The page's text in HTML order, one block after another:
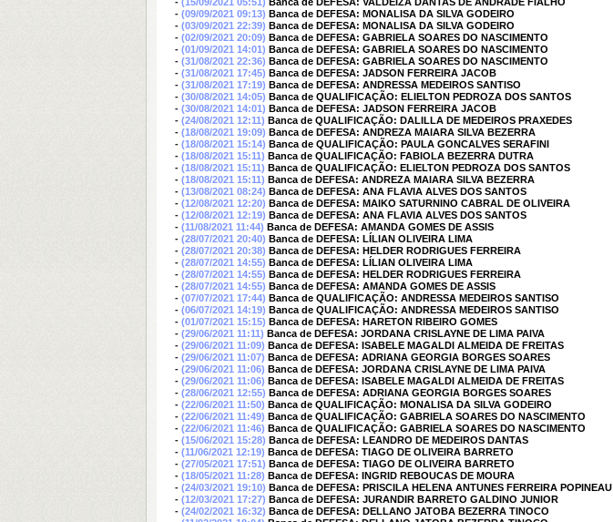
- (09/09/2021 09:13) Banca de DEFESA: MONALISA DA SILVA GODEIRO
- (03/09/2021 22:39) Banca de DEFESA: MONALISA DA SILVA GODEIRO
- (02/09/2021 20:09) Banca de DEFESA: GABRIELA SOARES DO NASCIMENTO
- (01/09/2021 14:01) Banca de DEFESA: GABRIELA SOARES DO NASCIMENTO
- (31/08/2021 22:36) Banca de DEFESA: GABRIELA SOARES DO NASCIMENTO
- (31/08/2021 17:45) Banca de DEFESA: JADSON FERREIRA JACOB
- (31/08/2021 17:19) Banca de DEFESA: ANDRESSA MEDEIROS SANTISO
- (30/08/2021 14:05) Banca de QUALIFICAÇÃO: ELIELTON PEDROZA DOS SANTOS
- (30/08/2021 14:01) Banca de DEFESA: JADSON FERREIRA JACOB
- (24/08/2021 12:11) Banca de QUALIFICAÇÃO: DALILLA DE MEDEIROS PRAXEDES
- (18/08/2021 19:09) Banca de DEFESA: ANDREZA MAIARA SILVA BEZERRA
- (18/08/2021 15:14) Banca de QUALIFICAÇÃO: PAULA GONCALVES SERAFINI
- (18/08/2021 15:11) Banca de QUALIFICAÇÃO: FABIOLA BEZERRA DUTRA
- (18/08/2021 15:11) Banca de QUALIFICAÇÃO: ELIELTON PEDROZA DOS SANTOS
- (18/08/2021 15:11) Banca de DEFESA: ANDREZA MAIARA SILVA BEZERRA
- (13/08/2021 08:24) Banca de DEFESA: ANA FLAVIA ALVES DOS SANTOS
- (12/08/2021 12:20) Banca de DEFESA: MAIKO SATURNINO CABRAL DE OLIVEIRA
- (12/08/2021 12:19) Banca de DEFESA: ANA FLAVIA ALVES DOS SANTOS
- (11/08/2021 11:44) Banca de DEFESA: AMANDA GOMES DE ASSIS
- (28/07/2021 20:40) Banca de DEFESA: LÍLIAN OLIVEIRA LIMA
- (28/07/2021 20:38) Banca de DEFESA: HELDER RODRIGUES FERREIRA
- (28/07/2021 14:55) Banca de DEFESA: LÍLIAN OLIVEIRA LIMA
- (28/07/2021 14:55) Banca de DEFESA: HELDER RODRIGUES FERREIRA
- (28/07/2021 14:55) Banca de DEFESA: AMANDA GOMES DE ASSIS
- (07/07/2021 17:44) Banca de QUALIFICAÇÃO: ANDRESSA MEDEIROS SANTISO
- (06/07/2021 14:19) Banca de QUALIFICAÇÃO: ANDRESSA MEDEIROS SANTISO
- (01/07/2021 15:15) Banca de DEFESA: HARETON RIBEIRO GOMES
- (29/06/2021 11:11) Banca de DEFESA: JORDANA CRISLAYNE DE LIMA PAIVA
- (29/06/2021 11:09) Banca de DEFESA: ISABELE MAGALDI ALMEIDA DE FREITAS
- (29/06/2021 11:07) Banca de DEFESA: ADRIANA GEORGIA BORGES SOARES
- (29/06/2021 11:06) Banca de DEFESA: JORDANA CRISLAYNE DE LIMA PAIVA
- (29/06/2021 11:06) Banca de DEFESA: ISABELE MAGALDI ALMEIDA DE FREITAS
- (28/06/2021 12:55) Banca de DEFESA: ADRIANA GEORGIA BORGES SOARES
- (22/06/2021 11:50) Banca de QUALIFICAÇÃO: MONALISA DA SILVA GODEIRO
- (22/06/2021 11:49) Banca de QUALIFICAÇÃO: GABRIELA SOARES DO NASCIMENTO
- (22/06/2021 11:46) Banca de QUALIFICAÇÃO: GABRIELA SOARES DO NASCIMENTO
- (15/06/2021 15:28) Banca de DEFESA: LEANDRO DE MEDEIROS DANTAS
- (11/06/2021 12:19) Banca de DEFESA: TIAGO DE OLIVEIRA BARRETO
- (27/05/2021 17:51) Banca de DEFESA: TIAGO DE OLIVEIRA BARRETO
- (18/05/2021 11:28) Banca de DEFESA: INGRID REBOUCAS DE MOURA
- (24/03/2021 19:10) Banca de DEFESA: PRISCILA HELENA ANTUNES FERREIRA POPINEAU
- (12/03/2021 17:27) Banca de DEFESA: JURANDIR BARRETO GALDINO JUNIOR
- (24/02/2021 16:32) Banca de DEFESA: DELLANO JATOBA BEZERRA TINOCO